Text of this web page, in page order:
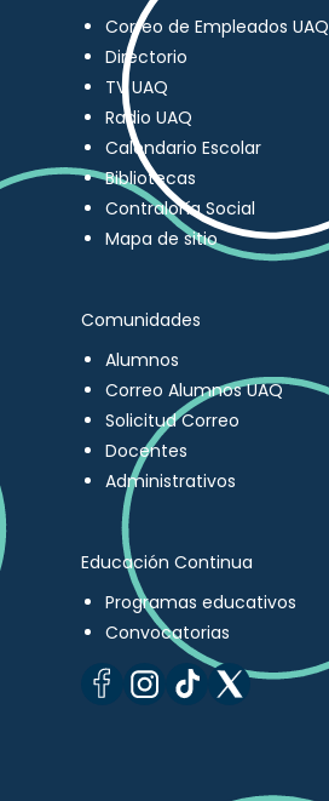
Correo de Empleados UAQ
Directorio
TV UAQ
Radio UAQ
Calendario Escolar
Bibliotecas
Contraloría Social
Mapa de sitio
Comunidades
Alumnos
Correo Alumnos UAQ
Solicitud Correo
Docentes
Administrativos
Educación Continua
Programas educativos
Convocatorias